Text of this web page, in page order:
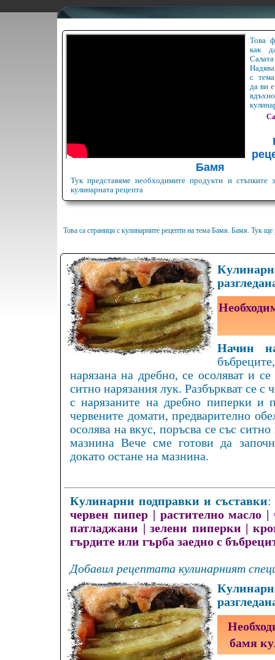
Това
как
с
да ви
Бамя
Тук представяме необходимите продукти и стъпките
кулинарната рецепта
Това са страници с кулинарните рецепти на тема Бамя. Бамя. Тук
Начин
нарязана на дребно, се осоляват и
ситно нарязания лук. Разбъркват се с
с нарязаните на дребно пиперки и
червените домати, предварително
осолява на вкус, поръсва се със
мазнина Вече сме готови да
докато остане на мазнина.
Кулинарни подправки и съставки:
червен пипер
растително масло |
патладжани
|зелени пиперки
гърдите или гърба заедно с
Добавил рецептата кулинарният
бамя